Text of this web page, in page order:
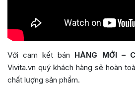
Với cam kết bán HÀNG MỚI –
Vivita.vn quý khách hàng sẽ hoàn
chất lượng sản phẩm.